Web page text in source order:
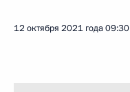
12 октября 2021 года09:30